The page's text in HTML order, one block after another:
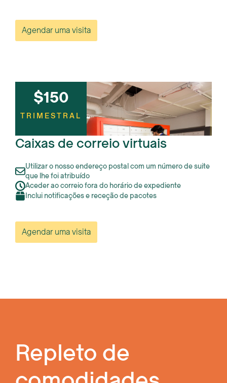
Agendar uma visita
$150
TRIMESTRAL
Caixas de correio virtuais
Utilizar o nosso endereço postal com um número de suite
que lhe foi atribuído
Aceder ao correio fora do horário de expediente
Inclui notificações e receção de pacotes
Agendar uma visita
Repleto de